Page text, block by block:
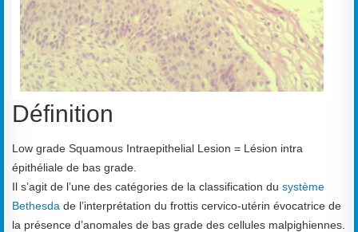
Définition
Low grade Squamous Intraepithelial Lesion = Lésion intra
épithéliale de bas grade.
Il s’agit de l’une des catégories de la classification du système
Bethesda de l’interprétation du frottis cervico-utérin évocatrice de
la présence d’anomales de bas grade des cellules malpighiennes.